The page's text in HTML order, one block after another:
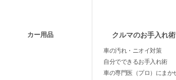
カー用品 クルマのお手入れ術
車の汚れ・ニオイ対策
自分でできるお手入れ術
車の専門医（プロ）にまか